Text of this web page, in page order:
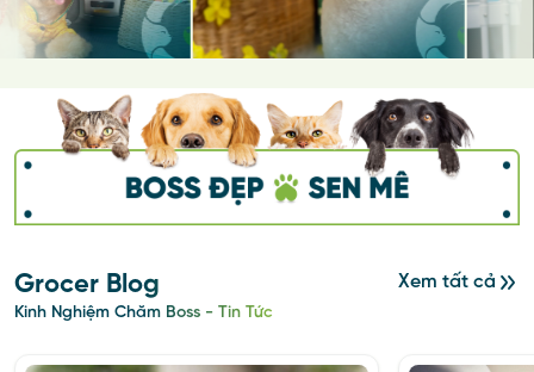
Grocer Blog
Kinh Nghiệm Chăm Boss - Tin Tức
Xem tất cả